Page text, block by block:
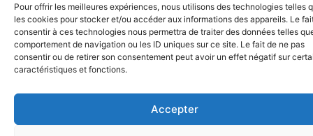
Pour offrir les meilleures expériences, nous utilisons des technologies telles
les cookies pour stocker et/ou accéder aux informations des appareils. Le
consentir à ces technologies nous permettra de traiter des données telles
comportement de navigation ou les ID uniques sur ce site. Le fait de ne pas
consentir ou de retirer son consentement peut avoir un effet négatif sur
caractéristiques et fonctions.
Accepter